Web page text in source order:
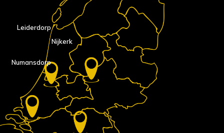
Nijkerk
Numansdorp
Leiderdorp